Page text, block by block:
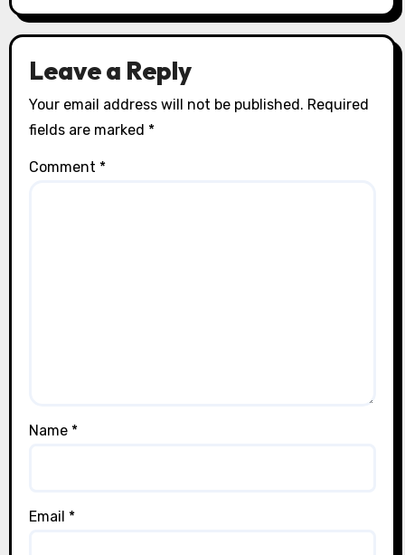
Leave a Reply
Your email address will not be published. Required
fields are marked *
Comment *
Name *
Email *